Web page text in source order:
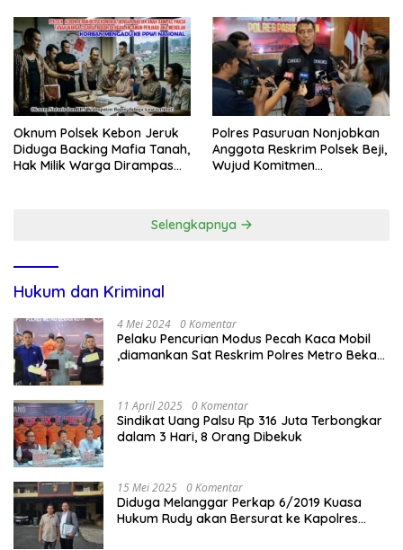
Oknum Polsek Kebon Jeruk
Diduga Backing Mafia Tanah,
Hak Milik Warga Dirampas
Polres Pasuruan Nonjobkan
Anggota Reskrim Polsek Beji,
Wujud Komitmen
Selengkapnya
Hukum dan Kriminal
4 Mei 2024 0 Komentar
Pelaku Pencurian Modus Pecah Kaca Mobil
,diamankan Sat Reskrim Polres Metro Bekasi
11 April 2025 0 Komentar
Sindikat Uang Palsu Rp 316 Juta Terbongkar
dalam 3 Hari, 8 Orang Dibekuk
15 Mei 2025 0 Komentar
Diduga Melanggar Perkap 6/2019 Kuasa
Hukum Rudy akan Bersurat ke Kapolres